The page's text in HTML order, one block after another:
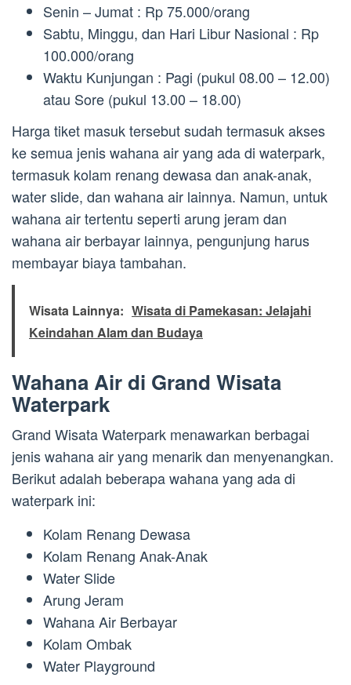
Senin – Jumat : Rp 75.000/orang
Sabtu, Minggu, dan Hari Libur Nasional : Rp
100.000/orang
Waktu Kunjungan : Pagi (pukul 08.00 – 12.00)
atau Sore (pukul 13.00 – 18.00)
Harga tiket masuk tersebut sudah termasuk akses
ke semua jenis wahana air yang ada di waterpark,
termasuk kolam renang dewasa dan anak-anak,
water slide, dan wahana air lainnya. Namun, untuk
wahana air tertentu seperti arung jeram dan
wahana air berbayar lainnya, pengunjung harus
membayar biaya tambahan.
Wisata Lainnya: Wisata di Pamekasan: Jelajahi
Keindahan Alam dan Budaya
Wahana Air di Grand Wisata
Waterpark
Grand Wisata Waterpark menawarkan berbagai
jenis wahana air yang menarik dan menyenangkan.
Berikut adalah beberapa wahana yang ada di
waterpark ini:
Kolam Renang Dewasa
Kolam Renang Anak-Anak
Water Slide
Arung Jeram
Wahana Air Berbayar
Kolam Ombak
Water Playground